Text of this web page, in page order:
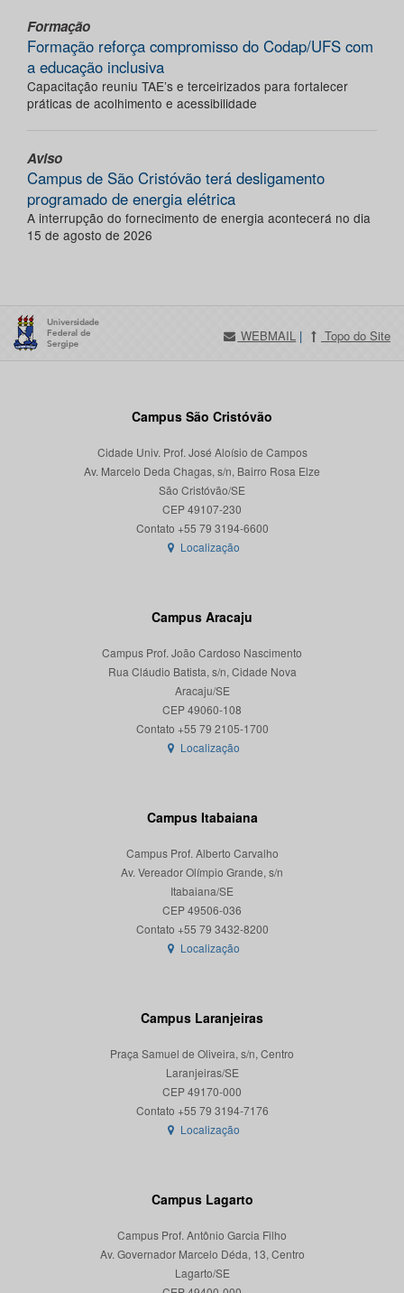
Formação
Formação reforça compromisso do Codap/UFS com
a educação inclusiva
Capacitação reuniu TAE’s e terceirizados para fortalecer
práticas de acolhimento e acessibilidade
Aviso
Campus de São Cristóvão terá desligamento
programado de energia elétrica
A interrupção do fornecimento de energia acontecerá no dia
15 de agosto de 2026
WEBMAIL | Topo do Site
Campus São Cristóvão
Cidade Univ. Prof. José Aloísio de Campos
Av. Marcelo Deda Chagas, s/n, Bairro Rosa Elze
São Cristóvão/SE
CEP 49107-230
Localização
Campus Aracaju
Campus Prof. João Cardoso Nascimento
Rua Cláudio Batista, s/n, Cidade Nova
Aracaju/SE
CEP 49060-108
Localização
Campus Itabaiana
Campus Prof. Alberto Carvalho
Av. Vereador Olímpio Grande, s/n
Itabaiana/SE
CEP 49506-036
Localização
Campus Laranjeiras
Praça Samuel de Oliveira, s/n, Centro
Laranjeiras/SE
CEP 49170-000
Localização
Campus Lagarto
Campus Prof. Antônio Garcia Filho
Av. Governador Marcelo Déda, 13, Centro
Lagarto/SE